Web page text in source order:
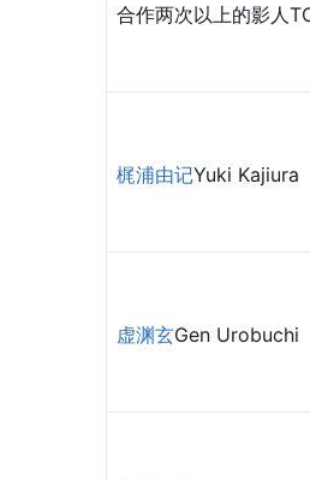
合作两次以上的影人
梶浦由记Yuki Kajiura
虚渊玄Gen Urobuchi